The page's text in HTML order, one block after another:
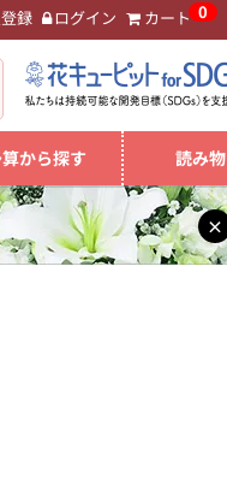
録 ログイン カート 0
から探す 読み物
×